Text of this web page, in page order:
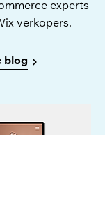
experts
verkopers.
blog